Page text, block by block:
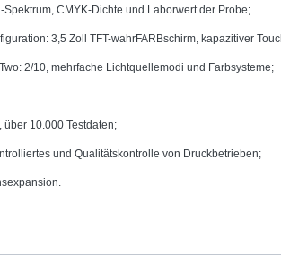
CMYK-Dichte und Laborwert der Probe;
3,5 Zoll TFT-wahrFARBschirm, kapazitiver
2/10, mehrfache Lichtquellemodi und Farbsysteme;
10.000 Testdaten;
und Qualitätskontrolle von Druckbetrieben;